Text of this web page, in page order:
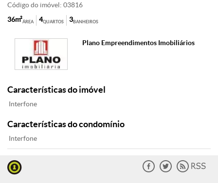
Código do imóvel: 03816
ÁREA
36m² QUARTOS
4 BANHEIROS
3
Plano Empreendimentos Imobiliários
Características do imóvel
Interfone
Características do condomínio
Interfone